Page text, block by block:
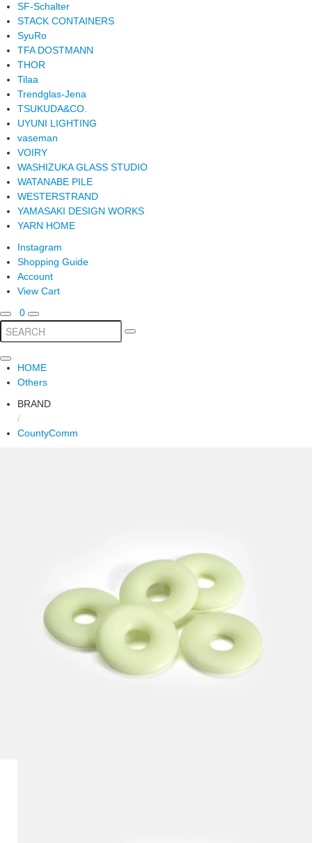
SF-Schalter
STACK CONTAINERS
SyuRo
TFA DOSTMANN
THOR
Tilaa
Trendglas-Jena
TSUKUDA&CO.
UYUNI LIGHTING
vaseman
VOIRY
WASHIZUKA GLASS STUDIO
WATANABE PILE
WESTERSTRAND
YAMASAKI DESIGN WORKS
YARN HOME
Instagram
Shopping Guide
Account
View Cart
0
HOME
Others
BRAND
/
CountyComm